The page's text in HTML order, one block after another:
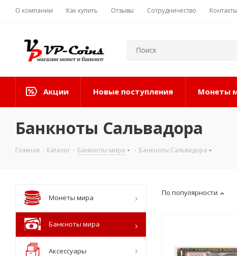
О компании Как купить Отзывы Сотрудничество Контакты
Акции Новые поступления Монеты
Банкноты Сальвадора
Главная - Каталог - Банкноты мира - Банкноты Сальвадора
По популярности
Монеты мира
Банкноты мира
Аксессуары